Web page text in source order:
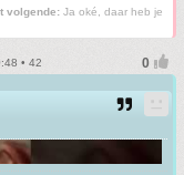
volgende: Ja oké, daar heb je
• 42